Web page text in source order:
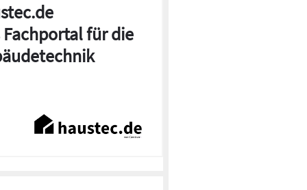
Fachportal für die